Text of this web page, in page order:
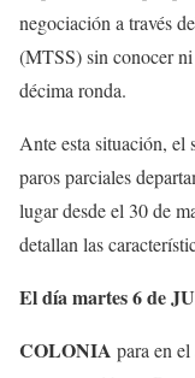
negociación a través
(MTSS) sin conocer ni
décima ronda.
Ante esta situación, el
paros parciales
lugar desde el 30 de
detallan las
El día martes 6 de
COLONIA para en